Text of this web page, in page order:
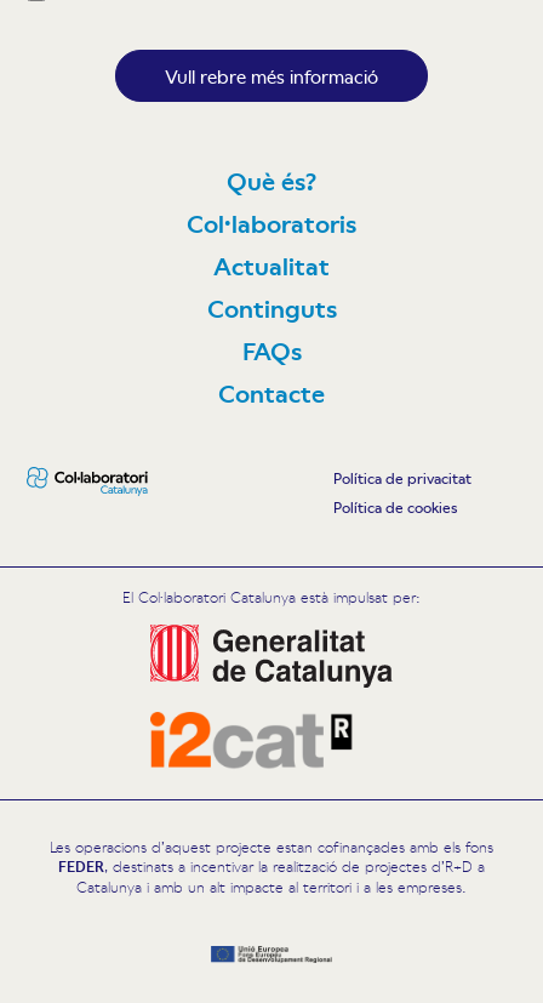
Vull rebre més informació
Què és?
Col·laboratoris
Actualitat
Continguts
FAQs
Contacte
Política de privacitat
Política de cookies
El Col·laboratori Catalunya està impulsat per:
Les operacions d’aquest projecte estan cofinançades amb els fons
FEDER, destinats a incentivar la realització de projectes d’R+D a
Catalunya i amb un alt impacte al territori i a les empreses.